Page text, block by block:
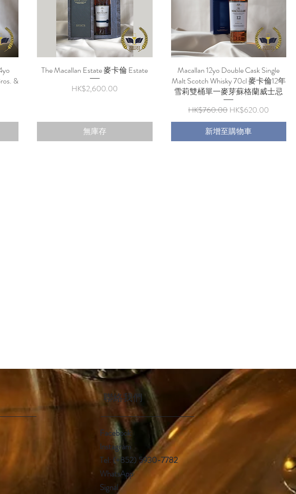
&
快速瀏覽
The Macallan Estate 麥卡倫 Estate
價格
HK$2,600.00
無庫存
快速瀏覽
Macallan 12yo Double Cask Single
Malt Scotch Whisky 70cl 麥卡倫12年
雪莉雙桶單一麥芽蘇格蘭威士忌
一般價格
HK$760.00 促銷價格
HK$620.00
新增至購物車
聯絡我們
Facebook
Instagram
Tel: (+852) 5930-7782
WhatsApp
Signal